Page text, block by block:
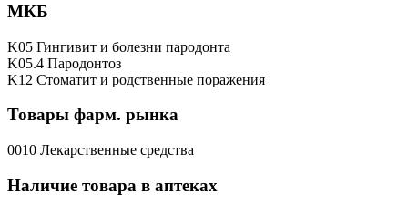
МКБ
K05 Гингивит и болезни пародонта
K05.4 Пародонтоз
K12 Стоматит и родственные поражения
Товары фарм. рынка
0010 Лекарственные средства
Наличие товара в аптеках